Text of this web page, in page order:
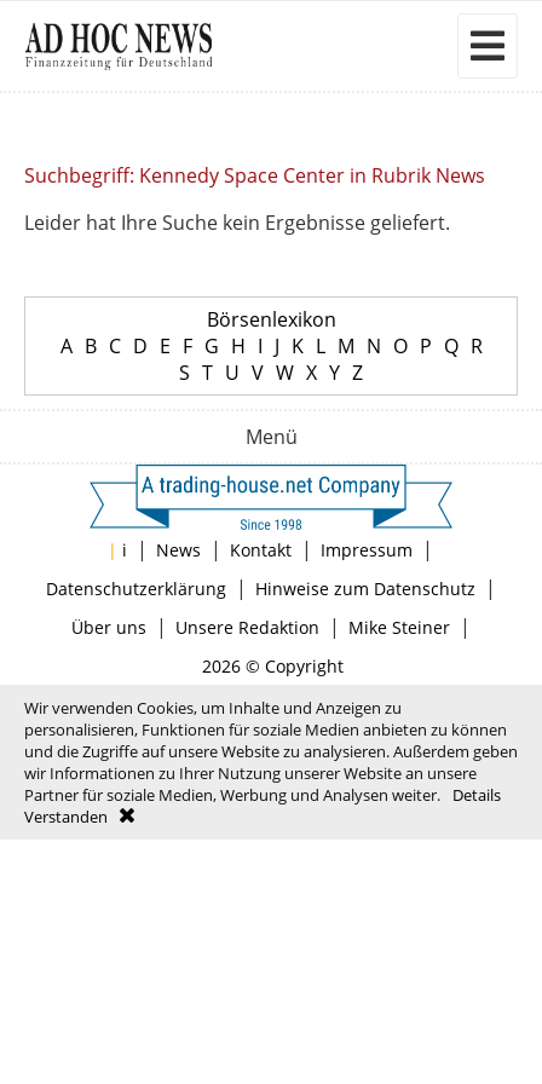
Suchbegriff: Kennedy Space Center in Rubrik News
Leider hat Ihre Suche kein Ergebnisse geliefert.
Börsenlexikon
A B C D E F G H I J K L M N O P Q R
S T U V W X Y Z
Menü
| i | News | Kontakt | Impressum |
Datenschutzerklärung| Hinweise zum Datenschutz |
Über uns | Unsere Redaktion | Mike Steiner|
2026 © Copyright
Wir verwenden Cookies, um Inhalte und Anzeigen zu
personalisieren, Funktionen für soziale Medien anbieten zu können
und die Zugriffe auf unsere Website zu analysieren. Außerdem geben
wir Informationen zu Ihrer Nutzung unserer Website an unsere
Partner für soziale Medien, Werbung und Analysen weiter.
Details
Verstanden